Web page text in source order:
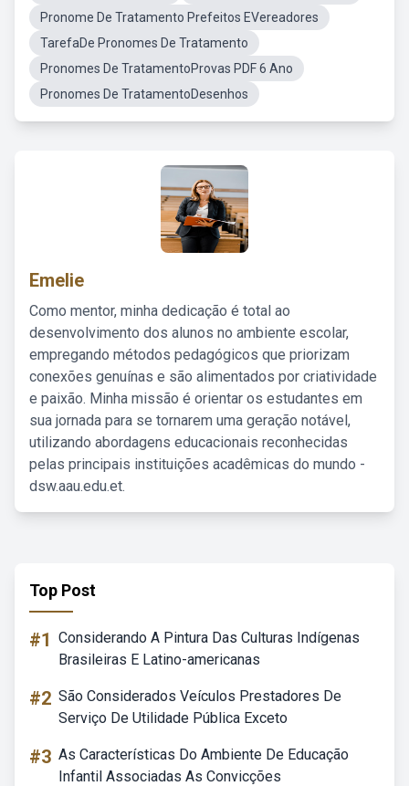
Pronome De Tratamento Prefeitos EVereadores
TarefaDe Pronomes De Tratamento
Pronomes De TratamentoProvas PDF 6 Ano
Pronomes De TratamentoDesenhos
Emelie
Como mentor, minha dedicação é total ao
desenvolvimento dos alunos no ambiente escolar,
empregando métodos pedagógicos que priorizam
conexões genuínas e são alimentados por criatividade
e paixão. Minha missão é orientar os estudantes em
sua jornada para se tornarem uma geração notável,
utilizando abordagens educacionais reconhecidas
pelas principais instituições acadêmicas do mundo -
dsw.aau.edu.et.
Top Post
#1 Considerando A Pintura Das Culturas Indígenas
Brasileiras E Latino-americanas
#2 São Considerados Veículos Prestadores De
Serviço De Utilidade Pública Exceto
#3 As Características Do Ambiente De Educação
Infantil Associadas As Convicções